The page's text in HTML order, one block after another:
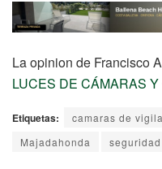
La opinion de Francisco
LUCES DE CÁMARAS
Etiquetas: camaras de
Majadahonda
seguridad